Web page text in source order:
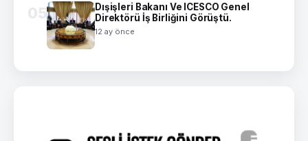
05
Dışişleri Bakanı Ve ICESCO Genel
Direktörü İş Birliğini Görüştü.
12 ay önce